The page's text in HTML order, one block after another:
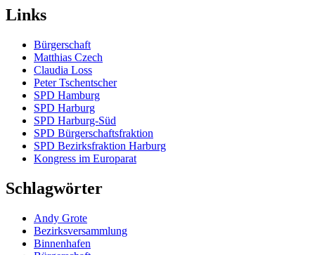
Links
Bürgerschaft
Matthias Czech
Claudia Loss
Peter Tschentscher
SPD Hamburg
SPD Harburg
SPD Harburg-Süd
SPD Bürgerschaftsfraktion
SPD Bezirksfraktion Harburg
Kongress im Europarat
Schlagwörter
Andy Grote
Bezirksversammlung
Binnenhafen